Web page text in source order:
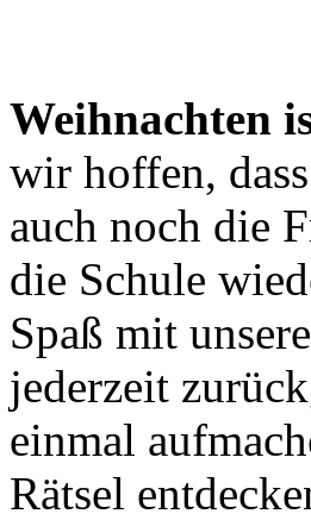
Weihnachten
wir hoffen,
auch noch die
die Schule
Spaß mit
jederzeit
einmal
Rätsel